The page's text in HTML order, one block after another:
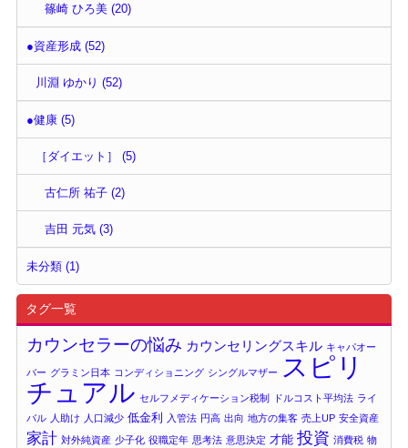
篠崎 ひろ美 (20)
●資産形成 (52)
川淵 ゆかり (52)
●健康 (5)
［ダイエット］ (5)
古仁所 祐子 (2)
吉田 元気 (3)
未分類 (1)
タグ一覧
カウンセラーの悩み カウンセリングスキル キャパオー
バー グラミン日本 コンディショニング シングルマザー
スピリ
チュアル セルフメディケーション税制 ドルコスト平均法 ライ
バル
人助け 人口減少 低金利 入管法 円高 出向 地方の集客 売上UP 安全資産
家計 対外純資産 少子化 役職定年 思考法 意思決定 才能 投資 消費税 物